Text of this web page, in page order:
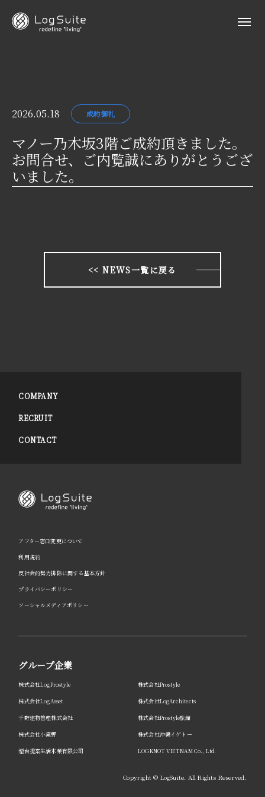
2026.05.18 成約御礼
マノー乃木坂3階ご成約頂きました。
お問合せ、ご内覧誠にありがとうござ
いました。
<< NEWS一覧に戻る
COMPANY
RECRUIT
CONTACT
アフター窓口変更について
利用規約
反社会的勢力排除に関する基本方針
プライバシーポリシー
ソーシャルメディアポリシー
グループ企業
株式会社LogProstyle 株式会社Prostyle
株式会社LogAsset 株式会社LogArchitects
千野建物管理株式会社 株式会社Prostyle旅館
株式会社小滝野 株式会社沖縄イゲトー
煙台提案生活木業有限公司 LOGKNOT VIETNAM Co., Ltd.
Copyright © LogSuite. All Rights Reserved.